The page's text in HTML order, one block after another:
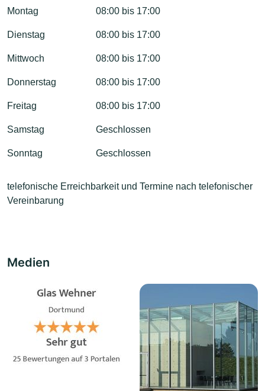
Montag 08:00 bis 17:00
Dienstag 08:00 bis 17:00
Mittwoch 08:00 bis 17:00
Donnerstag 08:00 bis 17:00
Freitag 08:00 bis 17:00
Samstag Geschlossen
Sonntag Geschlossen
telefonische Erreichbarkeit und Termine nach telefonischer
Vereinbarung
Medien